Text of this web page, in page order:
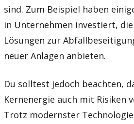
sind. Zum Beispiel haben
in Unternehmen investiert,
Lösungen zur
neuer Anlagen anbieten.
Du solltest jedoch beachten,
Kernenergie auch mit Risiken
Trotz modernster